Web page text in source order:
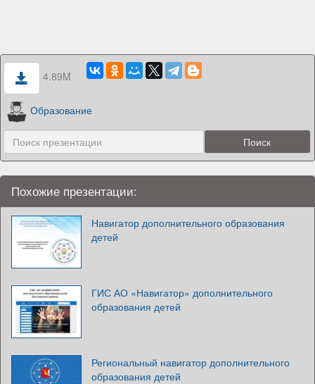
4.89M
Образование
Похожие презентации:
Навигатор дополнительного образования
детей
ГИС АО «Навигатор» дополнительного
образования детей
Региональный навигатор дополнительного
образования детей